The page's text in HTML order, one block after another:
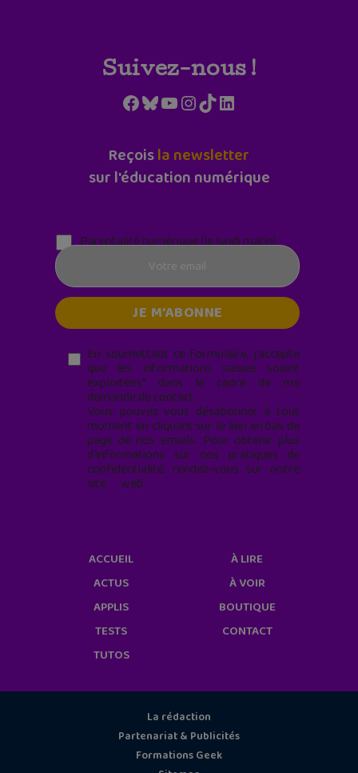
Suivez-nous !
Facebook
Bluesky
YouTube
Instagram
TikTokLinkedIn
Reçoisla newsletter
sur l'éducation numérique
Parentalité numérique (le lundi matin)
En soumettant ce formulaire, j’accepte
que les informations saisies soient
exploitées* dans le cadre de ma
demande de contact.
Vous pouvez vous désabonner à tout
moment en cliquant sur le lien en bas de
page de nos emails. Pour obtenir plus
d'informations sur nos pratiques de
confidentialité, rendez-vous sur notre
site web
ACCUEIL
ACTUS
APPLIS
TESTS
TUTOS
À LIRE
À VOIR
BOUTIQUE
CONTACT
La rédaction
Partenariat & Publicités
Formations Geek